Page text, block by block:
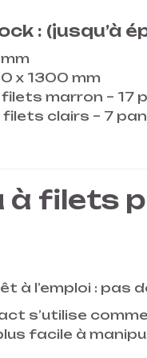
: (jusqu’à
x 1300 mm
filets marron – 17
filets clairs – 7
à filets
à l’emploi : pas
s’utilise
facile à